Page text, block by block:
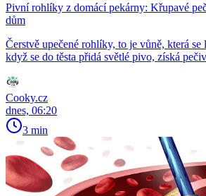
Pivní rohlíky z domácí pekárny: Křupavé
dům
Čerstvě upečené rohlíky, to je vůně, která
když se do těsta přidá světlé pivo, získá
Cooky.cz
dnes, 06:20
3 min